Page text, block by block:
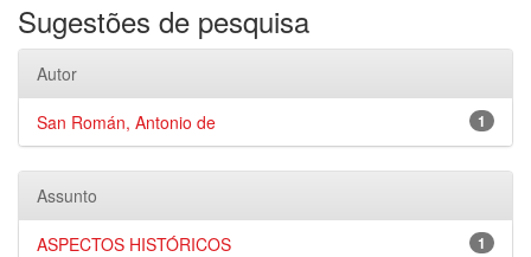
Sugestões de pesquisa
Autor
1
San Román, Antonio de
Assunto
1
ASPECTOS HISTÓRICOS